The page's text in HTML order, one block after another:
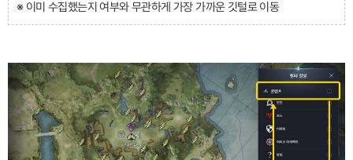
※ 이미 수집했는지 여부와 무관하게 가장 가까운 깃털로 이동